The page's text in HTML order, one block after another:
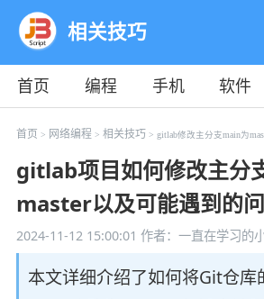
相关技巧
首页 编程 手机 软件
教程
平面 服务器
首页 > 网络编程 > 相关技巧 > gitlab修改主分支main为
gitlab项目如何修改主分
master以及可能遇到的
2024-11-12 15:00:01 作者：一直在学习的
本文详细介绍了如何将Git仓库